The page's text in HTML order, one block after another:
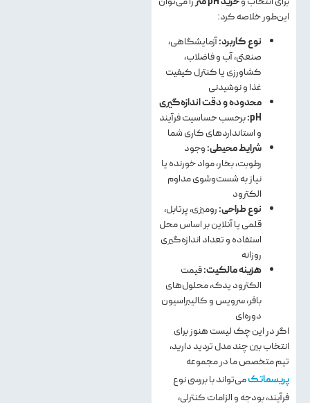
این‌طور خلاصه کرد:
نوع کاربرد:آزمایشگاهی،
صنعتی، آب و فاضلاب،
کشاورزی یا کنترل کیفیت
غذا و نوشیدنی
محدوده و دقت اندازه‌گیری
pH
:برحسب حساسیت فرآیند
و استانداردهای کاری شما
شرایط محیطی:وجود
رطوبت، بخار، مواد خورنده یا
نیاز به شست‌وشوی مداوم
الکترود
نوع طراحی:رومیزی، پرتابل،
قلمی یا آنلاین بر اساس محل
استفاده و تعداد اندازه‌گیری
روزانه
هزینه مالکیت:قیمت
الکترود یدک، محلول‌های
بافر، سرویس و کالیبراسیون
دوره‌ای
اگر در این چک‌ لیست هنوز برای
انتخاب بین چند مدل تردید دارید،
تیم متخصص ما در مجموعه
پریسماتکمی‌تواند با بررسی نوع
فرآیند، بودجه و الزامات کنترلی،